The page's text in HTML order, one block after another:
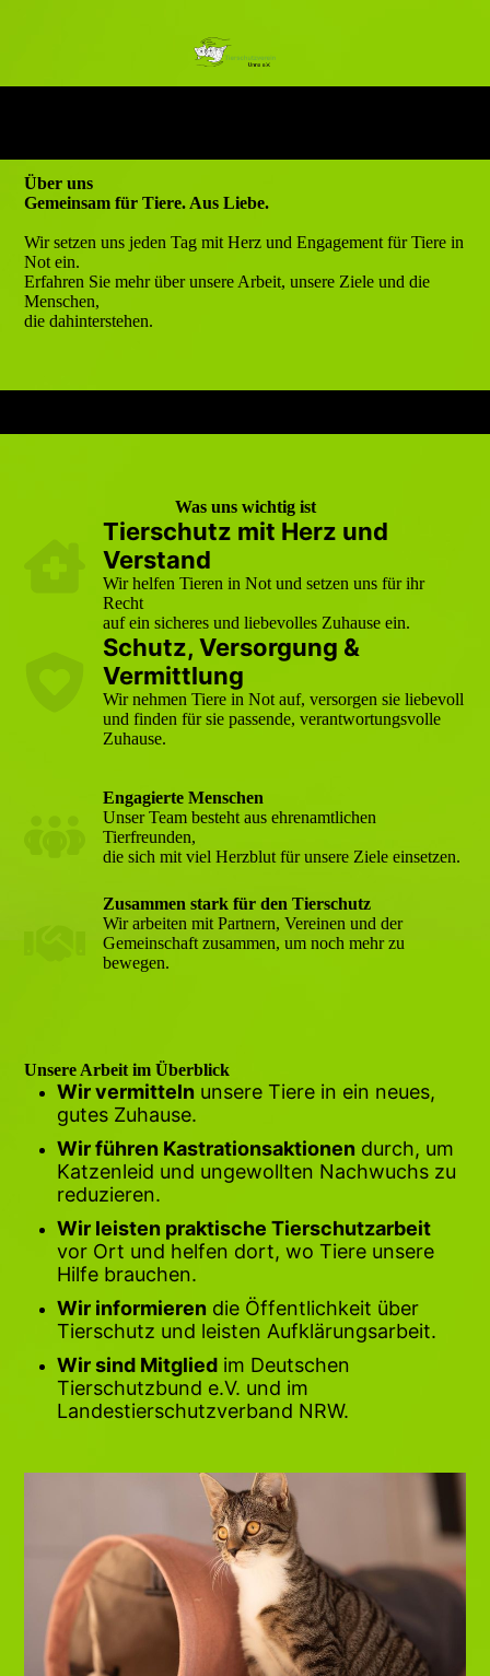
Über uns
Gemeinsam für Tiere. Aus Liebe.
Wir setzen uns jeden Tag mit Herz und Engagement für Tiere in
Not ein.
Erfahren Sie mehr über unsere Arbeit, unsere Ziele und die
Menschen,
die dahinterstehen.
Was uns wichtig ist
Tierschutz mit Herz und
Verstand
Wir helfen Tieren in Not und setzen uns für ihr
Recht
auf ein sicheres und liebevolles Zuhause ein.
Schutz, Versorgung &
Vermittlung
Wir nehmen Tiere in Not auf, versorgen sie liebevoll
und finden für sie passende, verantwortungsvolle
Zuhause.
Engagierte Menschen
Unser Team besteht aus ehrenamtlichen
Tierfreunden,
die sich mit viel Herzblut für unsere Ziele einsetzen.
Zusammen stark für den Tierschutz
Wir arbeiten mit Partnern, Vereinen und der
Gemeinschaft zusammen, um noch mehr zu
bewegen.
Unsere Arbeit im Überblick
Wir vermitteln unsere Tiere in ein neues,
gutes Zuhause.
Wir führen Kastrationsaktionen durch, um
Katzenleid und ungewollten Nachwuchs zu
reduzieren.
Wir leisten praktische Tierschutzarbeit
vor Ort und helfen dort, wo Tiere unsere
Hilfe brauchen.
Wir informieren die Öffentlichkeit über
Tierschutz und leisten Aufklärungsarbeit.
Wir sind Mitglied im Deutschen
Tierschutzbund e.V. und im
Landestierschutzverband NRW.